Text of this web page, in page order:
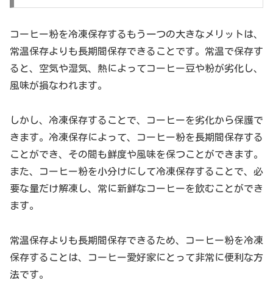
コーヒー粉を冷凍保存するもう一つの大きなメリットは、
常温保存よりも長期間保存できることです。常温で保存す
ると、空気や湿気、熱によってコーヒー豆や粉が劣化し、
風味が損なわれます。
しかし、冷凍保存することで、コーヒーを劣化から保護で
きます。冷凍保存によって、コーヒー粉を長期間保存する
ことができ、その間も鮮度や風味を保つことができます。
また、コーヒー粉を小分けにして冷凍保存することで、必
要な量だけ解凍し、常に新鮮なコーヒーを飲むことができ
ます。
常温保存よりも長期間保存できるため、コーヒー粉を冷凍
保存することは、コーヒー愛好家にとって非常に便利な方
法です。